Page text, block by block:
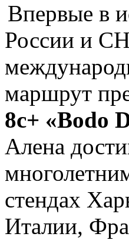
Впервые в
России и
маршрут
8с+ «Bodo
Алена
стендах
Италии,